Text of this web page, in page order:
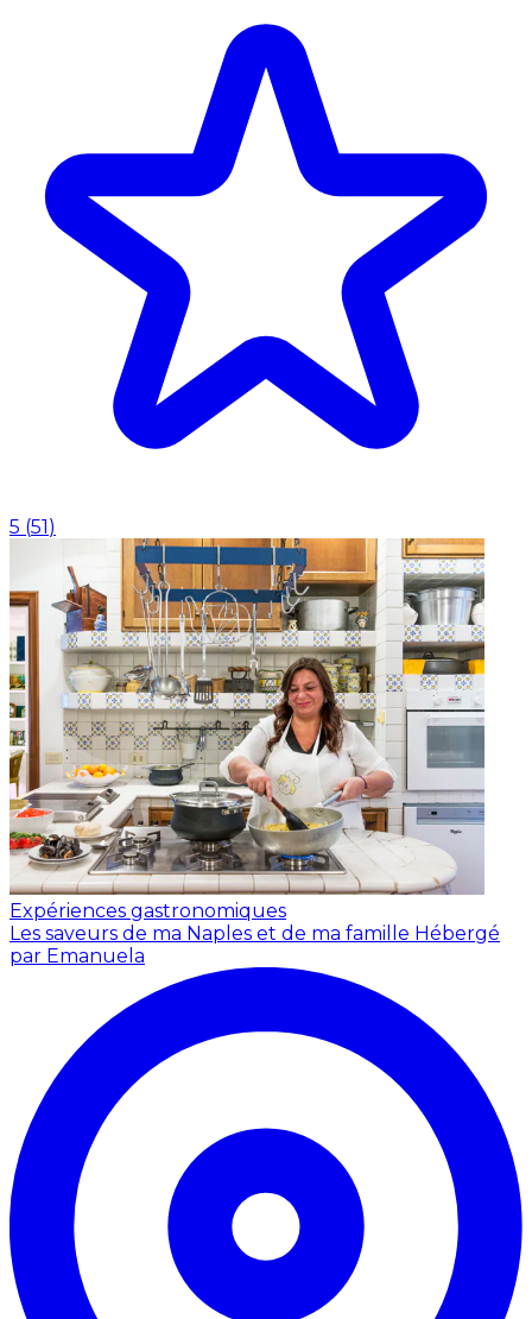
5 (51 )
Expériences gastronomiques
Les saveurs de ma Naples et de ma famille Hébergé
par Emanuela